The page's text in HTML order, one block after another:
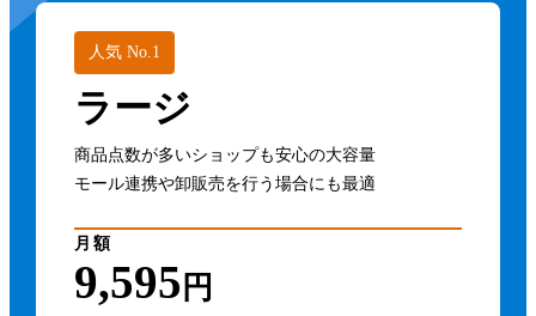
人気 No.1
ラージ
商品点数が多いショップも安心の大容量
モール連携や卸販売を行う場合にも最適
月額
9,595 円